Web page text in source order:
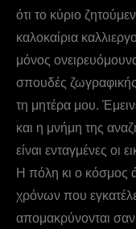
ότι το κύριο
καλοκαίρια
μόνος
σπουδές
τη μητέρα μου.
και η μνήμη της
είναι ενταγμένες οι
H πόλη κι ο κόσμος
χρόνων που
απομακρύνονται